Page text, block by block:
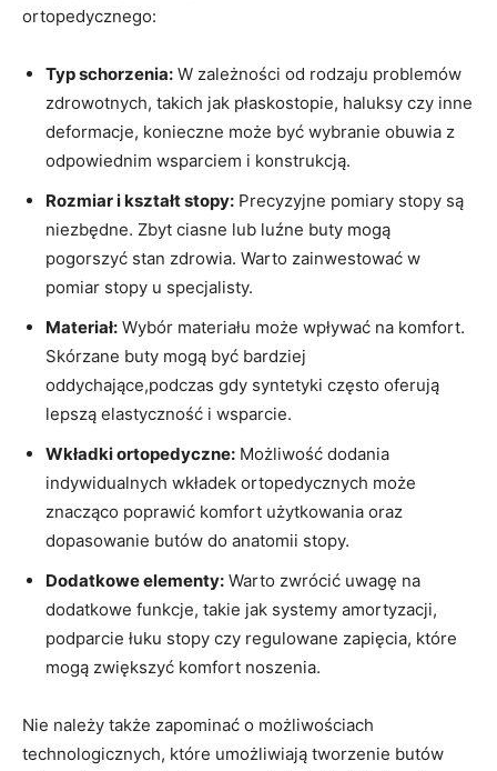
ortopedycznego:
Typ schorzenia: W zależności od rodzaju problemów
zdrowotnych, takich jak płaskostopie, haluksy czy inne
deformacje, konieczne może być wybranie obuwia z
odpowiednim wsparciem i konstrukcją.
Rozmiar i kształt stopy: Precyzyjne pomiary stopy są
niezbędne. Zbyt ciasne lub luźne buty mogą
pogorszyć stan zdrowia. Warto zainwestować w
pomiar stopy u specjalisty.
Materiał: Wybór materiału może wpływać na komfort.
Skórzane buty mogą być bardziej
oddychające,podczas gdy syntetyki często oferują
lepszą elastyczność i wsparcie.
Wkładki ortopedyczne: Możliwość dodania
indywidualnych wkładek ortopedycznych może
znacząco poprawić komfort użytkowania oraz
dopasowanie butów do anatomii stopy.
Dodatkowe elementy: Warto zwrócić uwagę na
dodatkowe funkcje, takie jak systemy amortyzacji,
podparcie łuku stopy czy regulowane zapięcia, które
mogą zwiększyć komfort noszenia.
Nie należy także zapominać o możliwościach
technologicznych, które umożliwiają tworzenie butów